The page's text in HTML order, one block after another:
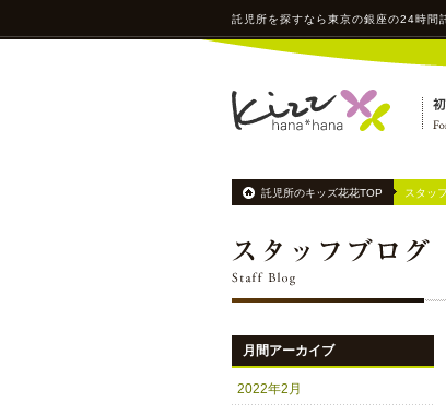
託児所を探すなら東京の銀座の24時間
託児所のキッズ花花TOP スタッ
月間アーカイブ
2022年2月